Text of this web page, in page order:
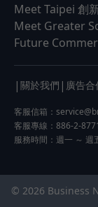
Meet Taipei 創
Meet Greater
Future
| 關於我們 | 廣告合
客服信箱：
客服專線：886-2-
服務時間：週一 ～
© 2026 Business